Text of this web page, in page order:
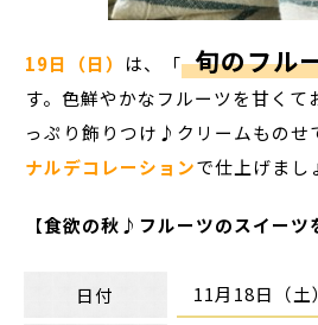
19日（日） は、「 旬のフル
す。色鮮やかなフルーツを甘くて
っぷり飾りつけ♪クリームものせ
ナルデコレーションで仕上げまし
【食欲の秋♪フルーツのスイーツ
日付 11月18日（土